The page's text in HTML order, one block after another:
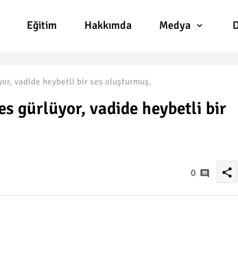
Eğitim Hakkımda Medya
vadide heybetli bir ses oluşturmuş.
gürlüyor, vadide heybetli bir
0 share